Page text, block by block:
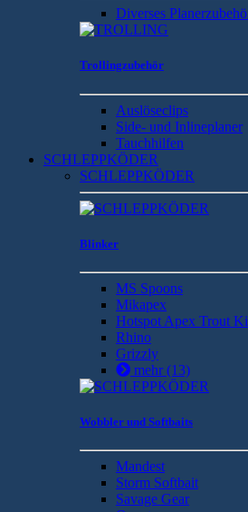
Diverses
Trollingzubehör
Auslöseclips
Side- und Inlineplaner
Tauchhilfen
SCHLEPPKÖDER
SCHLEPPKÖDER
Blinker
MS Spoons
Mikapex
Hotspot Apex Trout
Rhino
Grizzly
mehr(13)
Wobbler und Softbaits
Mandest
Storm Softbait
Savage Gear